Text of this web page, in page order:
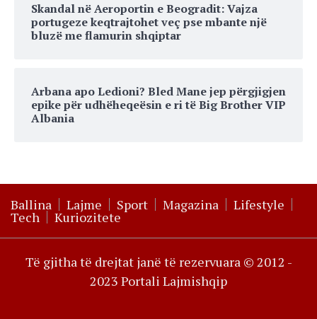
Skandal në Aeroportin e Beogradit: Vajza
portugeze keqtrajtohet veç pse mbante një
bluzë me flamurin shqiptar
Arbana apo Ledioni? Bled Mane jep përgjigjen
epike për udhëheqeësin e ri të Big Brother VIP
Albania
Ballina Lajme Sport Magazina Lifestyle
Tech Kuriozitete
Të gjitha të drejtat janë të rezervuara © 2012 -
2023 Portali Lajmishqip